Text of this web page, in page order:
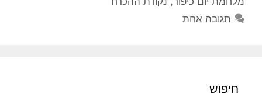
תגובה אחת
חיפוש